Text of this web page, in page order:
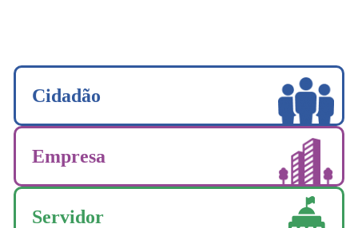
Cidadão
Empresa
Servidor